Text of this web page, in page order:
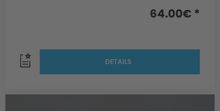
64.00€ *
DETAILS